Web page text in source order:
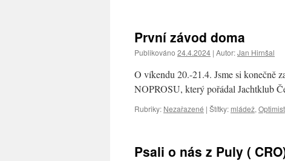
První závod doma
Publikováno 24.4.2024 | Autor:Jan Hirnšal
O víkendu 20.-21.4. Jsme si konečně
NOPROSU, který pořádal Jachtklub
Rubriky: Nezařazené | Štítky: mládež, Optimist
Psali o nás z Puly (